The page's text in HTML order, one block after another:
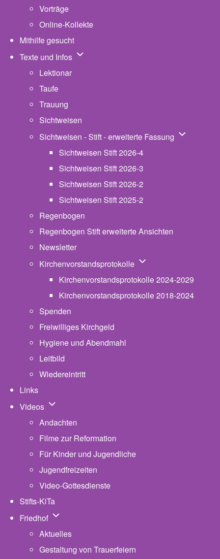
Vorträge
Online-Kollekte
Mithilfe gesucht
Texte und Infos Unternavigation von Texte und Infos
Lektionar
Taufe
Trauung
Sichtweisen
Sichtweisen - Stift - erweiterte Fassung
Sichtweisen Stift 2026-4
Sichtweisen Stift 2026-3
Sichtweisen Stift 2026-2
Sichtweisen Stift 2025-2
Regenbogen
Regenbogen Stift erweiterte Ansichten
Newsletter
Kirchenvorstandsprotokolle Unternavigation von
Kirchenvorstandsprotokolle 2024-2029
Kirchenvorstandsprotokolle 2018-2024
Spenden
Freiwilliges Kirchgeld
Hygiene und Abendmahl
Leitbild
Wiedereintritt
Links
Videos Unternavigation von Videos
Andachten
Filme zur Reformation
Für Kinder und Jugendliche
Jugendfreizeiten
Video-Gottesdienste
Stifts-KiTa
Friedhof Unternavigation von Friedhof
Aktuelles
Gestaltung von Trauerfeiern